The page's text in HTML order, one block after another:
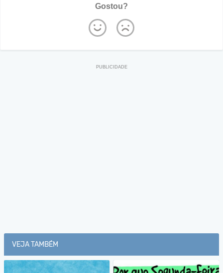
Gostou?
VEJA TAMBÉM